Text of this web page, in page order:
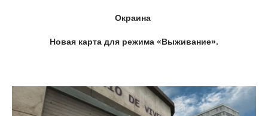
Окраина
Новая карта для режима «Выживание».